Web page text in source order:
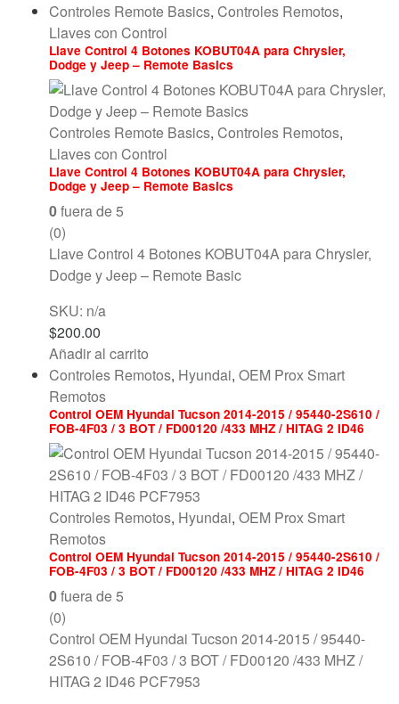
Controles Remote Basics, Controles Remotos,
Llaves con Control
Llave Control 4 Botones KOBUT04A para Chrysler,
Dodge y Jeep – Remote Basics
Controles Remote Basics, Controles Remotos,
Llaves con Control
Llave Control 4 Botones KOBUT04A para Chrysler,
Dodge y Jeep – Remote Basics
0fuera de 5
(0)
Llave Control 4 Botones KOBUT04A para Chrysler,
Dodge y Jeep – Remote Basic
SKU: n/a
$200.00
Añadir al carrito
Controles Remotos, Hyundai, OEM Prox Smart
Remotos
Control OEM Hyundai Tucson 2014-2015 / 95440-2S610 /
FOB-4F03 / 3 BOT / FD00120 /433 MHZ / HITAG 2 ID46
PCF7953
Controles Remotos, Hyundai, OEM Prox Smart
Remotos
Control OEM Hyundai Tucson 2014-2015 / 95440-2S610 /
FOB-4F03 / 3 BOT / FD00120 /433 MHZ / HITAG 2 ID46
0fuera de 5
(0)
Control OEM Hyundai Tucson 2014-2015 / 95440-
2S610 / FOB-4F03 / 3 BOT / FD00120 /433 MHZ /
HITAG 2 ID46 PCF7953